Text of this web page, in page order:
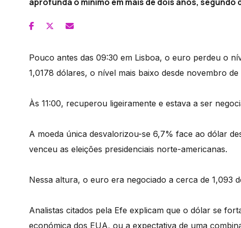
Pouco antes das 09:30 em Lisboa, o euro perdeu o
1,0178 dólares, o nível mais baixo desde novembro de
Às 11:00, recuperou ligeiramente e estava a ser
A moeda única desvalorizou-se 6,7% face ao dólar
venceu as eleições presidenciais norte-americanas.
Nessa altura, o euro era negociado a cerca de 1,093
Analistas citados pela Efe explicam que o dólar se
económica dos EUA, ou a expectativa de uma